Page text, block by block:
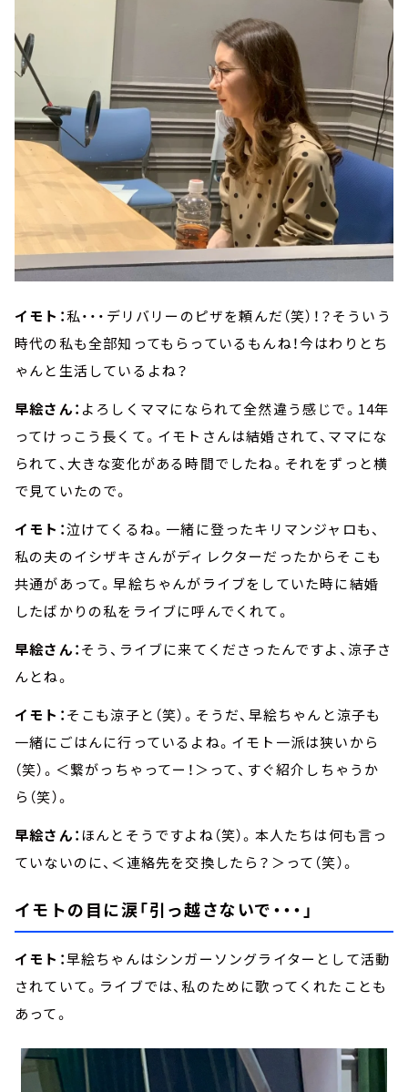
イモト：私・・・デリバリーのピザを頼んだ（笑）！？そういう
時代の私も全部知ってもらっているもんね！今はわりとち
ゃんと生活しているよね？
早絵さん： よろしくママになられて全然違う感じで。14年
ってけっこう長くて。イモトさんは結婚されて、ママにな
られて、大きな変化がある時間でしたね。それをずっと横
で見ていたので。
イモト：泣けてくるね。一緒に登ったキリマンジャロも、
私の夫のイシザキさんがディレクターだったからそこも
共通があって。早絵ちゃんがライブをしていた時に結婚
したばかりの私をライブに呼んでくれて。
早絵さん：そう、ライブに来てくださったんですよ、涼子さ
んとね。
イモト：そこも涼子と（笑）。そうだ、早絵ちゃんと涼子も
一緒にごはんに行っているよね。イモト一派は狭いから
（笑）。＜繋がっちゃってー！＞って、すぐ紹介しちゃうか
ら（笑）。
早絵さん：ほんとそうですよね（笑）。本人たちは何も言っ
ていないのに、＜連絡先を交換したら？＞って（笑）。
イモトの目に涙「引っ越さないで・・・」
イモト：早絵ちゃんはシンガーソングライターとして活動
されていて。ライブでは、私のために歌ってくれたことも
あって。